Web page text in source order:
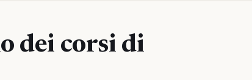
dei corsi di